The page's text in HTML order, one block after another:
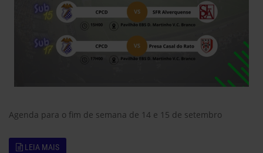
Agenda para o fim de semana de 14 e 15 de setembro
LEIA MAIS